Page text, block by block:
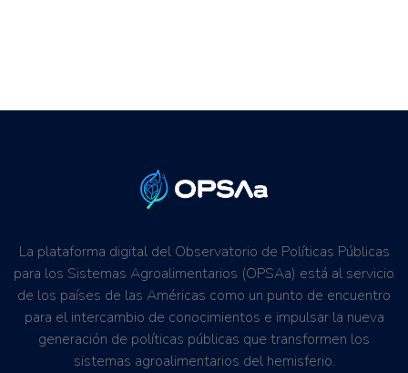
La plataforma digital del Observatorio de Políticas Públicas
para los Sistemas Agroalimentarios (OPSAa) está al servicio
de los países de las Américas como un punto de encuentro
para el intercambio de conocimientos e impulsar la nueva
generación de políticas públicas que transformen los
sistemas agroalimentarios del hemisferio.